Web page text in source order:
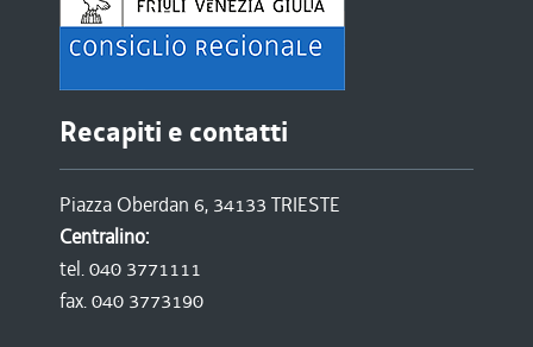
Recapiti e contatti
Piazza Oberdan 6, 34133 TRIESTE
Centralino:
tel. 040 3771111
fax. 040 3773190